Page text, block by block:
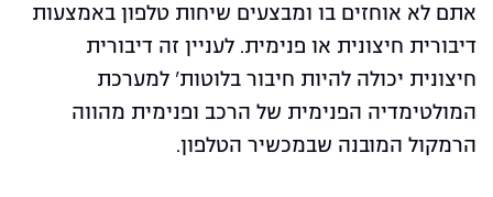
אתם לא אוחזים בו ומבצעים שיחות טלפון באמצעות
דיבורית חיצונית או פנימית. לעניין זה דיבורית
חיצונית יכולה להיות חיבור בלוטות' למערכת
המולטימדיה הפנימית של הרכב ופנימית מהווה
הרמקול המובנה שבמכשיר הטלפון.